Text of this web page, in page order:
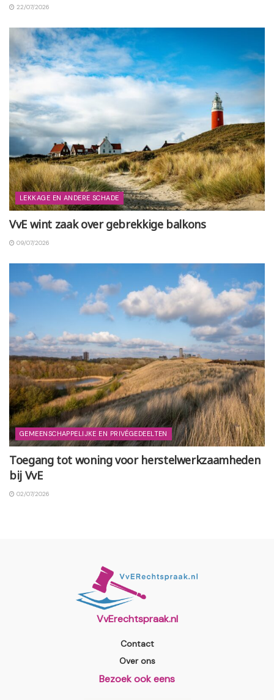
22/07/2026
LEKKAGE EN ANDERE SCHADE
VvE wint zaak over gebrekkige balkons
09/07/2026
GEMEENSCHAPPELIJKE EN PRIVÉGEDEELTEN
Toegang tot woning voor herstelwerkzaamheden
bij VvE
02/07/2026
VvErechtspraak.nl
Contact
Over ons
Bezoek ook eens